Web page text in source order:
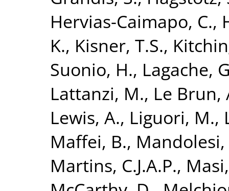
Hervias-Caimapo, C.,
K., Kisner, T.S.,
Suonio, H., Lagache,
Lattanzi, M., Le Brun,
Lewis, A., Liguori, M.,
Maffei, B.,
Martins, C.J.A.P.,